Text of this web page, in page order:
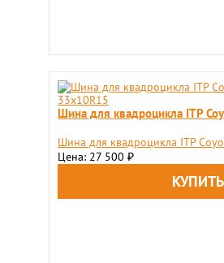
Шина для квадроцикла ITP
Шина для квадроцикла ITP
Цена: 27 500 ₽